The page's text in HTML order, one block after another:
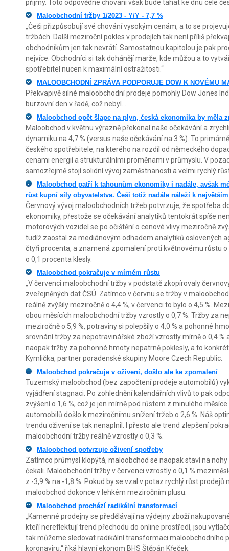
příjmy. Toto odpovědné chování však bude tahat ke dnu celé
Maloobchodní tržby 1/2023 - Y/Y - 7,7 %
„Češi přizpůsobují své chování vysokým cenám, a to se
tržbách. Další meziroční pokles v prodejích tak není příliš
obchodníkům jen tak nevrátí. Samostatnou kapitolou je pak
nejvíce. Obchodníci si tak dohánějí marže, kde můžou a to
spotřebitel nucen k maximální ostražitosti.“
MALOOBCHODNÍ ZPRÁVA PODPORUJE DOW K NOVÉMU
Překvapivě silné maloobchodní prodeje pomohly Dow Jones
burzovní den v řadě, což nebyl...
Maloobchod opět šlape na plyn, česká ekonomika by měla
Maloobchod v květnu výrazně překonal naše očekávání a
dynamiku na 4,7 % (versus naše očekávání na 3 %). To
českého spotřebitele, na kterého na rozdíl od německého
cenami energií a strukturálními proměnami v průmyslu. V
samozřejmě stojí solidní vývoj zaměstnanosti a velmi rychlý
Maloobchod patří k tahounům ekonomiky i nadále, avšak
růst kupní síly obyvatelstva. Češi totiž nadále náleží k
Červnový vývoj maloobchodních tržeb potvrzuje, že spotřeba
ekonomiky, přestože se očekávání analytiků tentokrát spíše
motorových vozidel se po očištění o cenové vlivy meziročně
tudíž zaostal za mediánovým odhadem analytiků oslovených
čtyři procenta, a znamená zpomalení proti květnovému růstu
o 0,1 procenta klesly.
Maloobchod pokračuje v mírném růstu
„V červenci maloobchodní tržby v podstatě zkopírovaly
zveřejněných dat ČSÚ. Zatímco v červnu se tržby v
reálně zvýšily meziročně o 4,4 %, v červenci to bylo o 4,5 %.
obou měsících maloobchodní tržby vzrostly o 0,7 %. Tržby za
meziročně o 5,9 %, potraviny si polepšily o 4,0 % a pohonné
srovnání tržby za nepotravinářské zboží vzrostly mírně o 0,4 %
naopak tržby za pohonné hmoty nepatrně poklesly, a to
Kymlička, partner poradenské skupiny Moore Czech Republic.
Maloobchod pokračuje v oživení, došlo ale ke zpomalení
Tuzemský maloobchod (bez započtení prodeje automobilů)
vyjádření stagnaci. Po zohlednění kalendářních vlivů to pak
zvýšení o 1,6 %, což je jen mírně pod růstem z minulého
automobilů došlo k meziročnímu snížení tržeb o 2,6 %. Náš
trendu oživení se tak nenaplnil. I přesto ale trend zlepšení
maloobchodní tržby reálně vzrostly o 0,3 %.
Maloobchod potvrzuje oživení spotřeby
Zatímco průmysl klopýtá, maloobchod se naopak staví na
čekali. Maloobchodní tržby v červenci vzrostly o 0,1 %
z -3,9 % na -1,8 %. Pokud by se vzal v potaz rychlý růst
maloobchod dokonce v lehkém meziročním plusu.
Maloobchod prochází radikální transformací
„Kamenné prodejny se předělávají na výdejny zboží
kteří nereflektují trend přechodu do online prostředí, jsou
tak můžeme sledovat radikální transformaci maloobchodního
koronaviru,“ říká hlavní ekonom BHS Štěpán Křeček.